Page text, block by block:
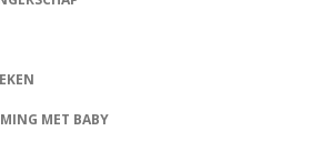
MET BABY